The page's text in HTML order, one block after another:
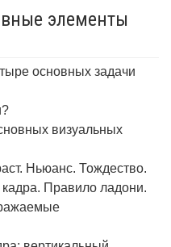
элементы
основных задачи
визуальных
Ньюанс. Тождество.
Правило ладони.